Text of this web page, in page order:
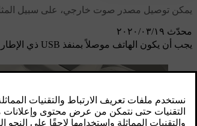
محدّث ١٩‏/٠٣‏/٢٠٢٠
يمكن توصيل مصدر صوت خارجي، على سبيل
يجب أن يكون الهاتف موصلاً بمنفذ USB ذي الإطار الأبيض (إذا كان هناك منفذين USB) عند استخدام Apple CarPlay